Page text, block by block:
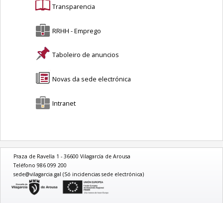
Transparencia
RRHH - Emprego
Taboleiro de anuncios
Novas da sede electrónica
Intranet
Praza de Ravella 1 - 36600 Vilagarcía de Arousa
Teléfono 986 099 200
sede@vilagarcia.gal (Só incidencias sede electrónica)